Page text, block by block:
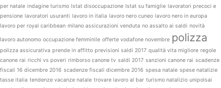
per natale indagine turismo Istat disoccupazione Istat su famiglie lavoratori precoci e
pensione lavoratori usuranti lavoro in italia lavoro nero cuneo lavoro nero in europa
lavoro per royal caribbean milano assicurazioni venduta no assalto ai saldi novità
lavoro autonomo occupazione femminile offerte vodafone novembre polizza
polizza assicurativa prende in affitto previsioni saldi 2017 qualità vita migliore regole
canone rai ricchi vs poveri rimborso canone tv saldi 2017 sanzioni canone rai scadenze
fiscali 16 dicembre 2016 scadenze fiscali dicembre 2016 spesa natale spese natalizie
tasse italia tendenze vacanze natale trovare lavoro al bar turismo natalizio unipolsai